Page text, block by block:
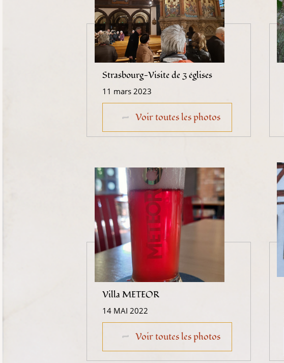
Strasbourg-Visite de 3 églises
11 mars 2023
Voir toutes les photos
Villa METEOR
14 MAI 2022
Voir toutes les photos